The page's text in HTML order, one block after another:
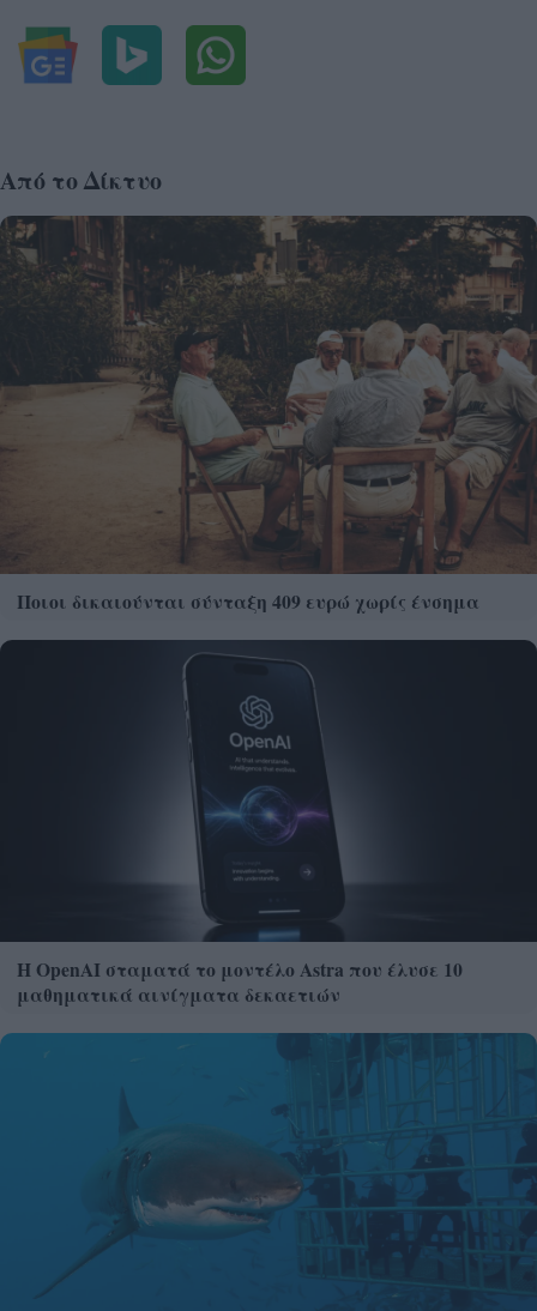
Από το Δίκτυο
Ποιοι δικαιούνται σύνταξη 409 ευρώ χωρίς ένσημα
Η OpenAI σταματά το μοντέλο Astra που έλυσε 10
μαθηματικά αινίγματα δεκαετιών